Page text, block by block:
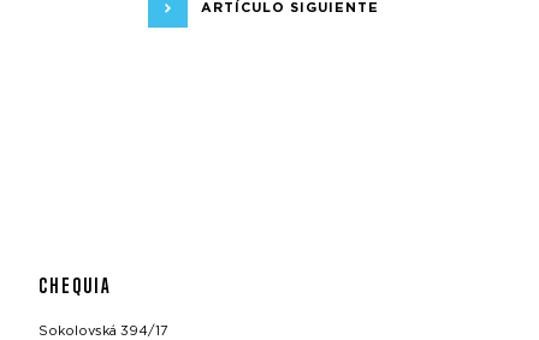
ARTÍCULO SIGUIENTE
CHEQUIA
Sokolovská 394/17